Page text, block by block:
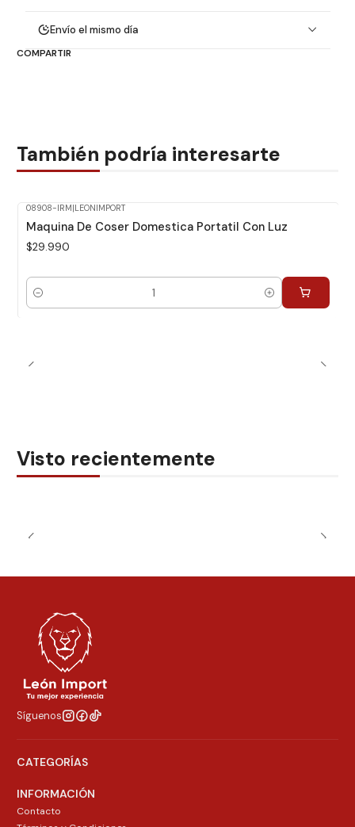
Envío el mismo día
COMPARTIR
También podría interesarte
08908-IRM|LEONIMPORT
Maquina De Coser Domestica Portatil Con Luz
$29.990
Cantidad
Visto recientemente
Síguenos
CATEGORÍAS
INFORMACIÓN
Contacto